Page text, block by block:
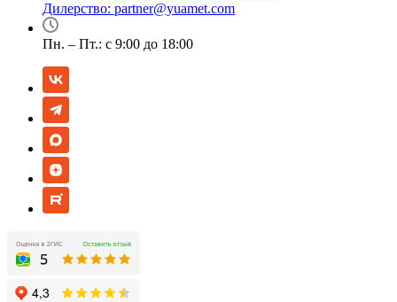
Дилерство: partner@yuamet.com
Пн. – Пт.: с 9:00 до 18:00